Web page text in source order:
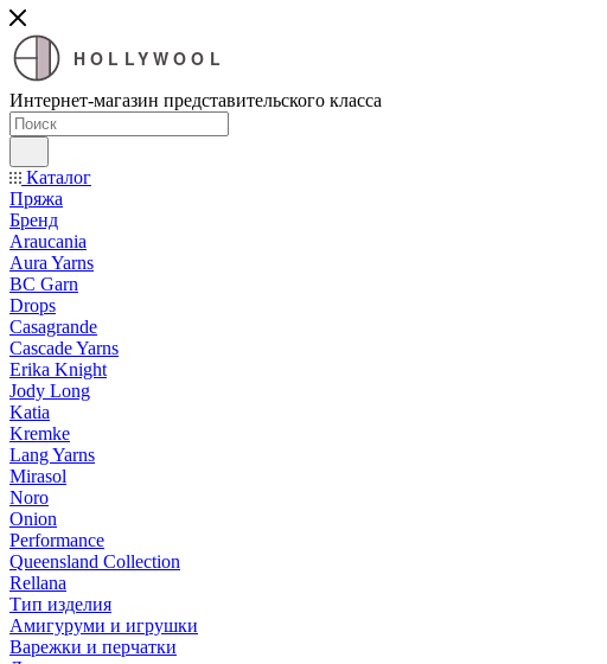
HOLLYWOOL
Интернет-магазин представительского класса
Каталог
Пряжа
Бренд
Araucania
Aura Yarns
BC Garn
Drops
Casagrande
Cascade Yarns
Erika Knight
Jody Long
Katia
Kremke
Lang Yarns
Mirasol
Noro
Onion
Performance
Queensland Collection
Rellana
Тип изделия
Амигуруми и игрушки
Варежки и перчатки